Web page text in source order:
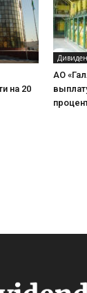
на 20
АО